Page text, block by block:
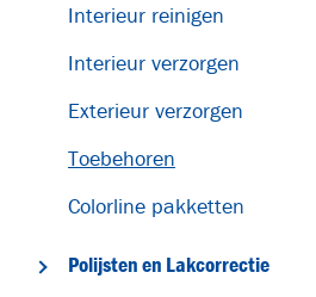
Interieur reinigen
Interieur verzorgen
Exterieur verzorgen
Toebehoren
Colorline pakketten
Polijsten en Lakcorrectie